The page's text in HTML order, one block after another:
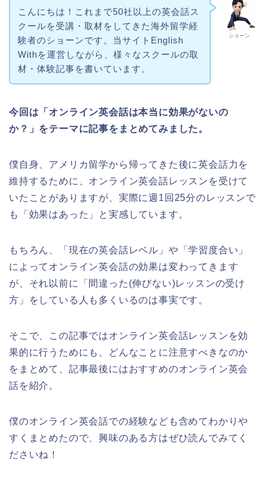
ショーン
こんにちは！これまで50社以上の英会話ス
クールを受講・取材をしてきた海外留学経
験者のショーンです。当サイトEnglish
Withを運営しながら、様々なスクールの取
材・体験記事を書いています。
今回は「オンライン英会話は本当に効果がないの
か？」をテーマに記事をまとめてみました。
僕自身、アメリカ留学から帰ってきた後に英会話力を
維持するために、オンライン英会話レッスンを受けて
いたことがありますが、実際に週1回25分のレッスンで
も「効果はあった」と実感しています。
もちろん、「現在の英会話レベル」や「学習度合い」
によってオンライン英会話の効果は変わってきます
が、それ以前に「間違った(伸びない)レッスンの受け
方」をしている人も多くいるのは事実です。
そこで、この記事ではオンライン英会話レッスンを効
果的に行うためにも、どんなことに注意すべきなのか
をまとめて、記事最後にはおすすめのオンライン英会
話を紹介。
僕のオンライン英会話での経験なども含めてわかりや
すくまとめたので、興味のある方はぜひ読んでみてく
ださいね！